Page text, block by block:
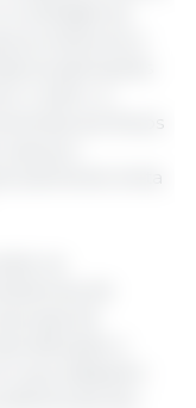
inteligência
produtores e
as aplicações
o setor, a
aos fluxos
lenta
as
de
de
e
que adaptam
dos